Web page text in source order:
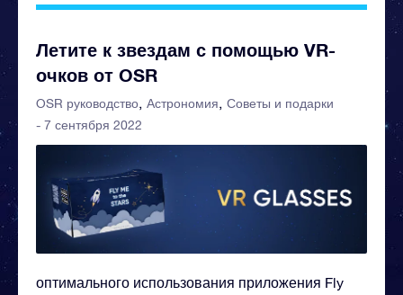
Летите к звездам с помощью VR-
очков от OSR
OSR руководство Астрономия
Советы и подарки
- 7 сентября 2022
оптимального использования приложения Fly